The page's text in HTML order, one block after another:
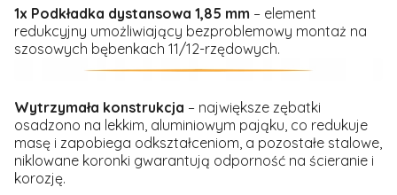
1x Podkładka dystansowa 1,85 mm – element
redukcyjny umożliwiający bezproblemowy montaż na
szosowych bębenkach 11/12-rzędowych.
Wytrzymała konstrukcja – największe zębatki
osadzono na lekkim, aluminiowym pająku, co redukuje
masę i zapobiega odkształceniom, a pozostałe stalowe,
niklowane koronki gwarantują odporność na ścieranie i
korozję.